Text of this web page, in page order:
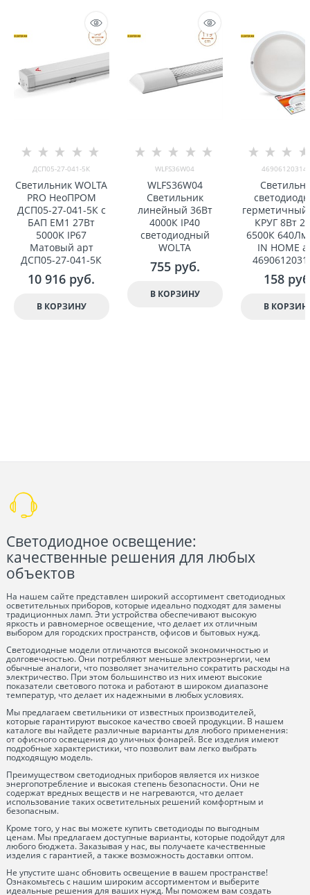
ДСП05-27-041-5К
Светильник WOLTA
PRO НеоПРОМ
ДСП05-27-041-5К с
БАП EM1 27Вт
5000K IP67
Матовый арт
ДСП05-27-041-5К
10 916 руб.
В КОРЗИНУ
WLFS36W04
WLFS36W04
Светильник
линейный 36Вт
4000К IP40
светодиодный
WOLTA
755 руб.
В КОРЗИНУ
КРУГ 8Вт
6500К 640Лм
IN HOME
158
В
Светодиодное освещение:
качественные решения для любых
объектов
На нашем сайте представлен широкий ассортимент светодиодных
осветительных приборов, которые идеально подходят для замены
традиционных ламп. Эти устройства обеспечивают высокую
яркость и равномерное освещение, что делает их отличным
выбором для городских пространств, офисов и бытовых нужд.
Светодиодные модели отличаются высокой экономичностью и
долговечностью. Они потребляют меньше электроэнергии, чем
обычные аналоги, что позволяет значительно сократить расходы на
электричество. При этом большинство из них имеют высокие
показатели светового потока и работают в широком диапазоне
температур, что делает их надежными в любых условиях.
Мы предлагаем светильники от известных производителей,
которые гарантируют высокое качество своей продукции. В нашем
каталоге вы найдете различные варианты для любого применения:
от офисного освещения до уличных фонарей. Все изделия имеют
подробные характеристики, что позволит вам легко выбрать
подходящую модель.
Преимуществом светодиодных приборов является их низкое
энергопотребление и высокая степень безопасности. Они не
содержат вредных веществ и не нагреваются, что делает
использование таких осветительных решений комфортным и
безопасным.
Кроме того, у нас вы можете купить светодиоды по выгодным
ценам. Мы предлагаем доступные варианты, которые подойдут для
любого бюджета. Заказывая у нас, вы получаете качественные
изделия с гарантией, а также возможность доставки оптом.
Не упустите шанс обновить освещение в вашем пространстве!
Ознакомьтесь с нашим широким ассортиментом и выберите
идеальные решения для ваших нужд. Мы поможем вам создать